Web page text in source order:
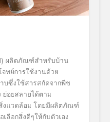
ผลิตภัณฑ์สำหรับบ้าน
ทย์การใช้งานด้วย
ซึ่งใช้สารสกัดจากพืช
ย่อยสลายได้ตาม
งแวดล้อม โดยมีผลิตภัณฑ์
ลือกสิ่งดีๆให้กับตัวเอง